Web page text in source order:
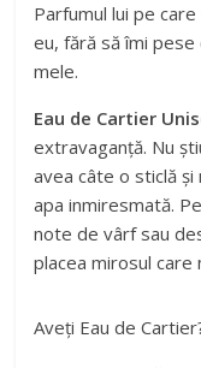
Parfumul lui pe
eu, fără să îmi
mele.
Eau de Cartier
extravaganță. Nu
avea câte o sticlă și
apa inmiresmată.
note de vârf sau
placea mirosul care
Aveți Eau de